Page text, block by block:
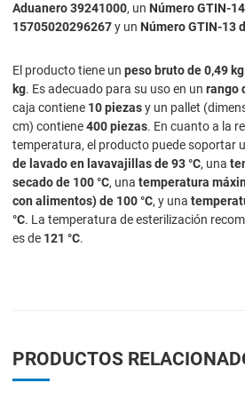
Aduanero 39241000, un Número GTIN-
15705020296267y un Número GTIN-13
El producto tiene un peso bruto de 0,49 kg
kg. Es adecuado para su uso en un rango
caja contiene 10 piezasy un pallet
cm) contiene400 piezas. En cuanto a la
temperatura, el producto puede soportar
de lavado en lavavajillas de 93 °C, una
secado de 100 °C, una temperatura
con alimentos) de 100 °C, y una
°C. La temperatura de esterilización
es de 121 °C.
PRODUCTOS